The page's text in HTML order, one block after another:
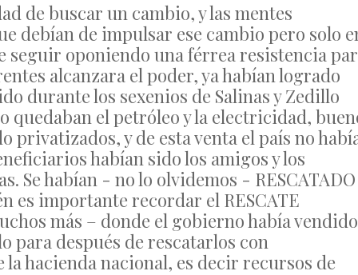
de buscar un cambio, y las mentes
debían de impulsar ese cambio pero solo
seguir oponiendo una férrea resistencia
alcanzara el poder, ya habían logrado
durante los sexenios de Salinas y Zedillo
quedaban el petróleo y la electricidad,
y de esta venta el país no
habían sido los amigos y los
Se habían - no lo olvidemos -
es importante recordar el RESCATE
más – donde el gobierno había
para después de rescatarlos con
hacienda nacional, es decir recursos de